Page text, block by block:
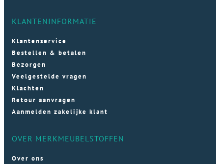
KLANTENINFORMATIE
Klantenservice
Bestellen & betalen
Bezorgen
Veelgestelde vragen
Klachten
Retour aanvragen
Aanmelden zakelijke klant
OVER MERKMEUBELSTOFFEN
Over ons